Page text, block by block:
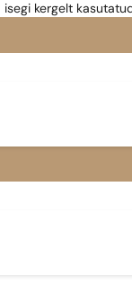
kergelt